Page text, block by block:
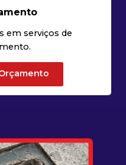
em serviços de